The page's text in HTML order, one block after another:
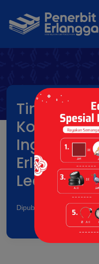
Tingkatkan
Inggris
Erlangga
Learning
Dipublikasikan pada: 26